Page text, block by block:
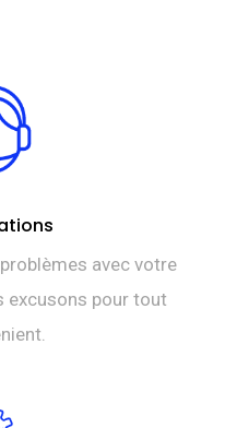
avec votre
excusons pour tout